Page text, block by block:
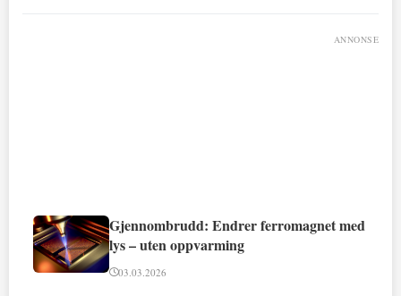
ANNONSE
Gjennombrudd: Endrer ferromagnet med
lys – uten oppvarming
03.03.2026